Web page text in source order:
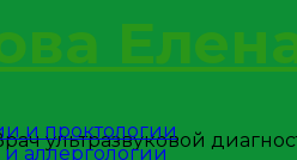
ультразвуковой
и проктологии
аллергологии